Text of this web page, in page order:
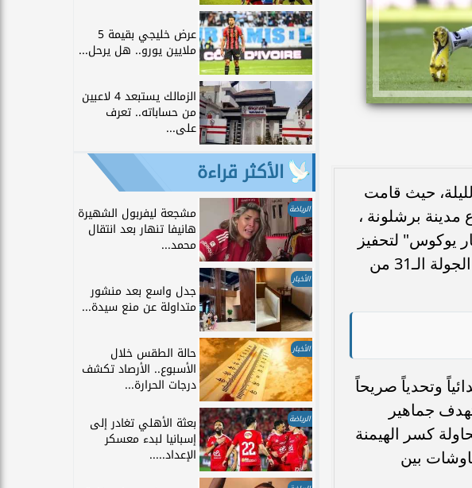
حيث قامت
برشلونة ،
يوكوس" لتحفيز
لاعبيها واستفزاز الخصم، قبل المواجهة التي يستضيفها ملعب "كامب نو" ضمن الجولة الـ31 من
وتحدياً صريحاً
جماهير
كسر الهيمنة
بين
عرض خليجي بقيمة 5
ملايين يورو.. هل يرحل...
الزمالك يستبعد 4 لاعبين
من حساباته.. تعرف
على...
الأكثر قراءة
الرياضة مشجعة ليفربول الشهيرة
هانيفا تنهار بعد انتقال
محمد...
الأخبار
جدل واسع بعد منشور
متداولة عن منع سيدة...
الأخبار حالة الطقس خلال
الأسبوع.. الأرصاد تكشف
درجات الحرارة...
الرياضة بعثة الأهلي تغادر إلى
إسبانيا لبدء معسكر
الإعداد.....